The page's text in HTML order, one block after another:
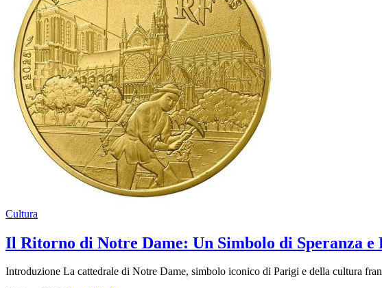
Cultura
Il Ritorno di Notre Dame: Un Simbolo di Speranza e
Introduzione La cattedrale di Notre Dame, simbolo iconico di Parigi e della cultura